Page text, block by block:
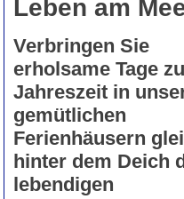
Leben am
Verbringen Sie
erholsame Tage
Jahreszeit in
gemütlichen
Ferienhäusern
hinter dem Deich
lebendigen